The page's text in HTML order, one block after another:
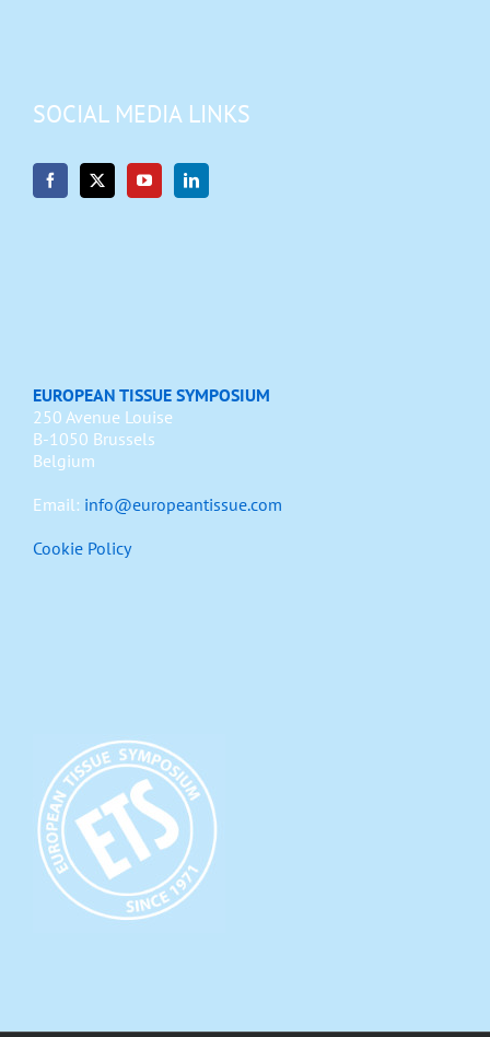
SOCIAL MEDIA LINKS
EUROPEAN TISSUE SYMPOSIUM
250 Avenue Louise
B-1050 Brussels
Belgium
Email: info@europeantissue.com
Cookie Policy